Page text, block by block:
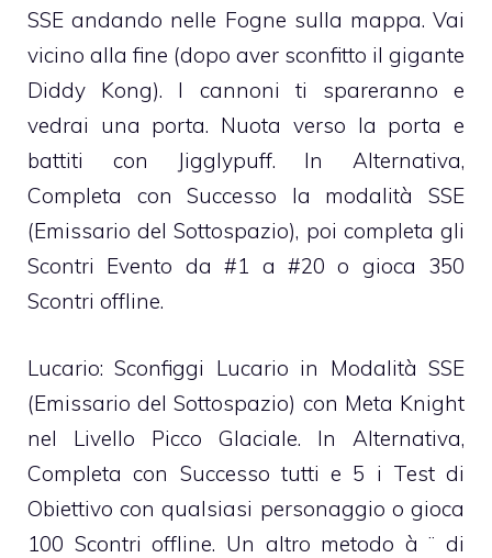
SSE andando nelle Fogne sulla mappa. Vai
vicino alla fine (dopo aver sconfitto il gigante
Diddy Kong). I cannoni ti spareranno e
vedrai una porta. Nuota verso la porta e
battiti con Jigglypuff. In Alternativa,
Completa con Successo la modalità SSE
(Emissario del Sottospazio), poi completa gli
Scontri Evento da #1 a #20 o gioca 350
Scontri offline.
Lucario: Sconfiggi Lucario in Modalità SSE
(Emissario del Sottospazio) con Meta Knight
nel Livello Picco Glaciale. In Alternativa,
Completa con Successo tutti e 5 i Test di
Obiettivo con qualsiasi personaggio o gioca
100 Scontri offline. Un altro metodo à ¨ di